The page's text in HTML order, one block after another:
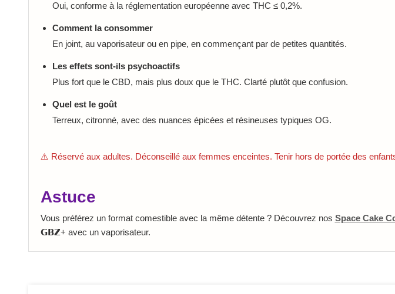
Oui, conforme à la réglementation européenne avec THC ≤ 0,2%.
Comment la consommer
En joint, au vaporisateur ou en pipe, en commençant par de petites quantités.
Les effets sont-ils psychoactifs
Plus fort que le CBD, mais plus doux que le THC. Clarté plutôt que confusion.
Quel est le goût
Terreux, citronné, avec des nuances épicées et résineuses typiques OG.
⚠️ Réservé aux adultes. Déconseillé aux femmes enceintes. Tenir hors de portée des
Astuce
Vous préférez un format comestible avec la même détente ? Découvrez nos Space Cake
𝗚𝗕𝗭+ avec un vaporisateur.